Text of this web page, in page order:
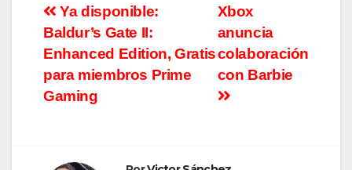
Navegación
de
entradas
Xbox
anuncia
colaboración
con Barbie
Ya disponible:
Baldur’s Gate II:
Enhanced Edition, Gratis
para miembros Prime
Gaming